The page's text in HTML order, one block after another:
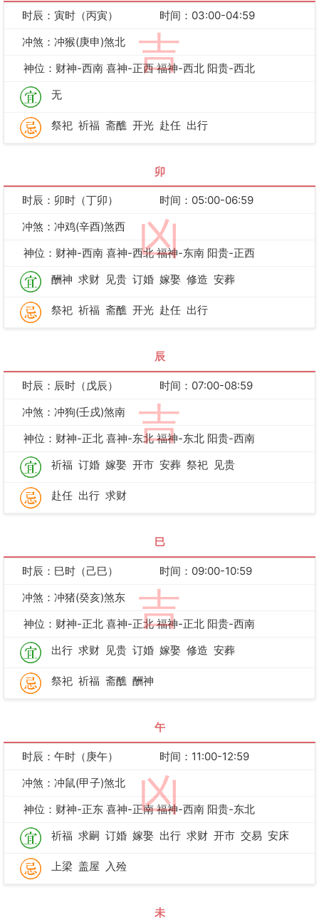
吉
时辰：寅时（丙寅）
时间：03:00-04:59
冲煞：冲猴(庚申)煞北
神位：财神-西南 喜神-正西 福神-西北 阳贵-西北
无
祭祀 祈福 斋醮 开光 赴任 出行
卯
凶
时辰：卯时（丁卯）
时间：05:00-06:59
冲煞：冲鸡(辛酉)煞西
神位：财神-西南 喜神-西北 福神-东南 阳贵-正西
酬神 求财 见贵 订婚 嫁娶 修造 安葬
祭祀 祈福 斋醮 开光 赴任 出行
辰
吉
时辰：辰时（戊辰）
时间：07:00-08:59
冲煞：冲狗(壬戌)煞南
神位：财神-正北 喜神-东北 福神-东北 阳贵-西南
祈福 订婚 嫁娶 开市 安葬 祭祀 见贵
赴任 出行 求财
巳
吉
时辰：巳时（己巳）
时间：09:00-10:59
冲煞：冲猪(癸亥)煞东
神位：财神-正北 喜神-正北 福神-正北 阳贵-西南
出行 求财 见贵 订婚 嫁娶 修造 安葬
祭祀 祈福 斋醮 酬神
午
凶
时辰：午时（庚午）
时间：11:00-12:59
冲煞：冲鼠(甲子)煞北
神位：财神-正东 喜神-正南 福神-西南 阳贵-东北
祈福 求嗣 订婚 嫁娶 出行 求财 开市 交易 安床
上梁 盖屋 入殓
未